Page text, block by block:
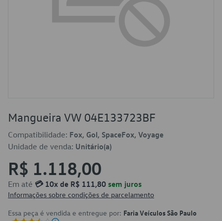
Mangueira VW 04E133723BF
Compatibilidade: Fox, Gol, SpaceFox, Voyage
Unidade de venda: Unitário(a)
R$ 1.118,00
Em até 💳 10x de R$ 111,80 sem juros
Informações sobre condições de parcelamento
Essa peça é vendida e entregue por: Faria Veículos São Paulo